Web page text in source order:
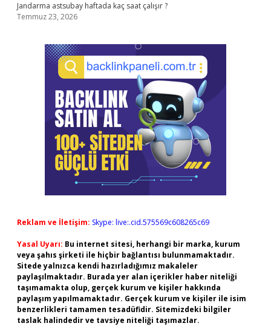
Jandarma astsubay haftada kaç saat çalışır ?
Temmuz 23, 2026
Reklam ve İletişim: Skype: live:.cid.575569c608265c69
Yasal Uyarı: Bu internet sitesi, herhangi bir marka, kurum
veya şahıs şirketi ile hiçbir bağlantısı bulunmamaktadır.
Sitede yalnızca kendi hazırladığımız makaleler
paylaşılmaktadır. Burada yer alan içerikler haber niteliği
taşımamakta olup, gerçek kurum ve kişiler hakkında
paylaşım yapılmamaktadır. Gerçek kurum ve kişiler ile isim
benzerlikleri tamamen tesadüfidir. Sitemizdeki bilgiler
taslak halindedir ve tavsiye niteliği taşımazlar.